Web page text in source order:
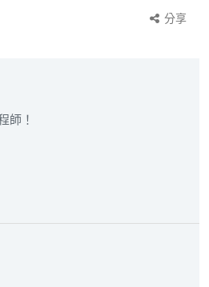
分享
師！